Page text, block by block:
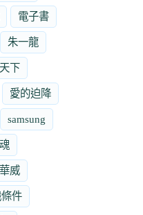
電子書
朱一龍
下
愛的迫降
samsung
威
件